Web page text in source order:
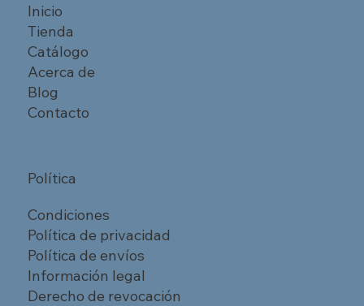
Inicio
Tienda
Catálogo
Acerca de
Blog
Contacto
Política
Condiciones
Política de privacidad
Política de envíos
Información legal
Derecho de revocación